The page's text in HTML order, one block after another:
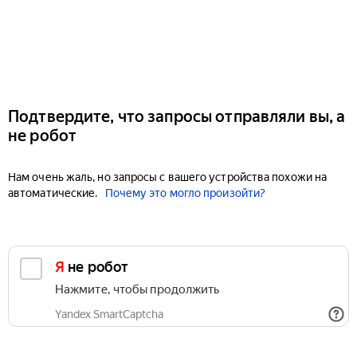
Подтвердите, что запросы отправляли вы, а
не робот
Нам очень жаль, но запросы с вашего устройства похожи на
автоматические.
Почему это могло произойти?
Я не робот
Нажмите, чтобы продолжить
Yandex SmartCaptcha